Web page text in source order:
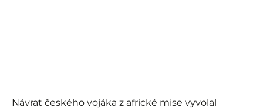
Návrat českého vojáka z africké mise vyvolal